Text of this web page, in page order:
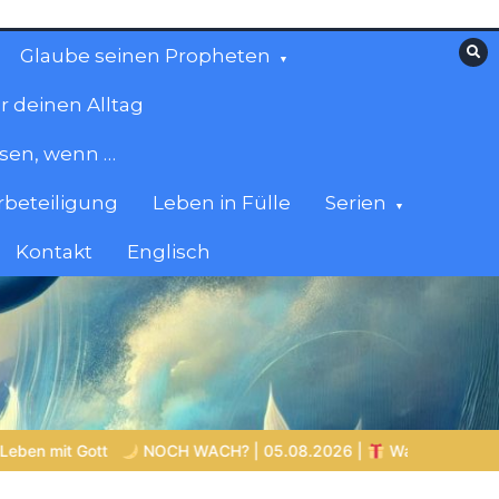
Glaube seinen Propheten
deinen Alltag
wenn …
Leben in Fülle Serien
Kontakt Englisch
| 05.08.2026 | Was schenkst du Jesus?